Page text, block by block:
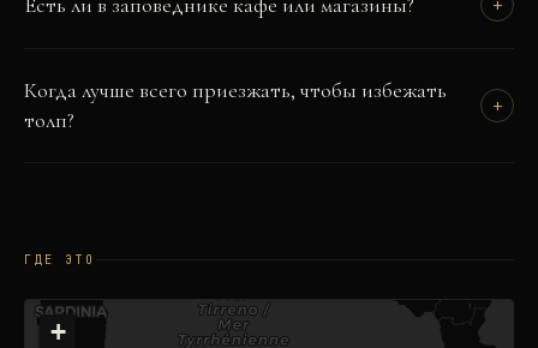
Когда лучше всего приезжать, чтобы избежать
толп?
+
ГДЕ ЭТО
+